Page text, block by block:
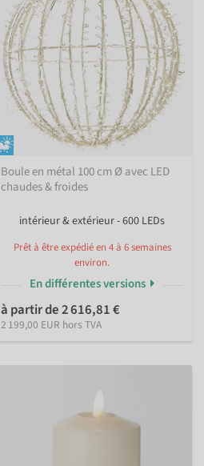
Boule en métal 100 cm Ø avec LED
chaudes & froides
intérieur & extérieur - 600 LEDs
Prêt à être expédié en 4 à 6 semaines
environ.
En différentes versions
à partir de 2 616,81 €
2 199,00 EUR hors TVA